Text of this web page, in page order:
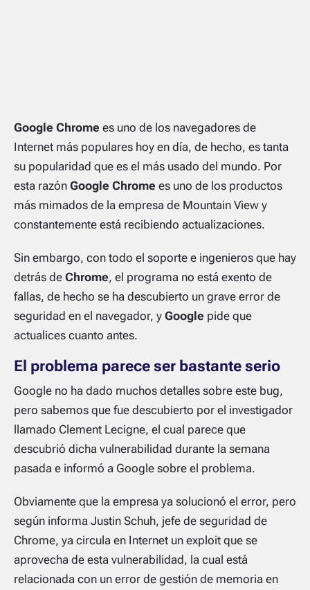
Google Chrome es uno de los navegadores de
Internet más populares hoy en día, de hecho, es tanta
su popularidad que es el más usado del mundo. Por
esta razón Google Chrome es uno de los productos
más mimados de la empresa de Mountain View y
constantemente está recibiendo actualizaciones.
Sin embargo, con todo el soporte e ingenieros que hay
detrás de Chrome, el programa no está exento de
fallas, de hecho se ha descubierto un grave error de
seguridad en el navegador, y Google pide que
actualices cuanto antes.
El problema parece ser bastante serio
Google no ha dado muchos detalles sobre este bug,
pero sabemos que fue descubierto por el investigador
llamado Clement Lecigne, el cual parece que
descubrió dicha vulnerabilidad durante la semana
pasada e informó a Google sobre el problema.
Obviamente que la empresa ya solucionó el error, pero
según informa Justin Schuh, jefe de seguridad de
Chrome, ya circula en Internet un exploit que se
aprovecha de esta vulnerabilidad, la cual está
relacionada con un error de gestión de memoria en